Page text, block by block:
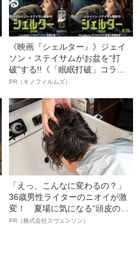
《映画『シェルター』》ジェイ
ソン・ステイサムがお盆を“打
破”する!!《「眠眠打破」コラ
ボ》
PR（キノフィルムズ）
「えっ、こんなに変わるの？」
36歳男性ライターのニオイが激
変！ 夏場に気になる“頭皮のニ
オイ”や“ベタつき”を解消す
PR（株式会社スヴェンソン）